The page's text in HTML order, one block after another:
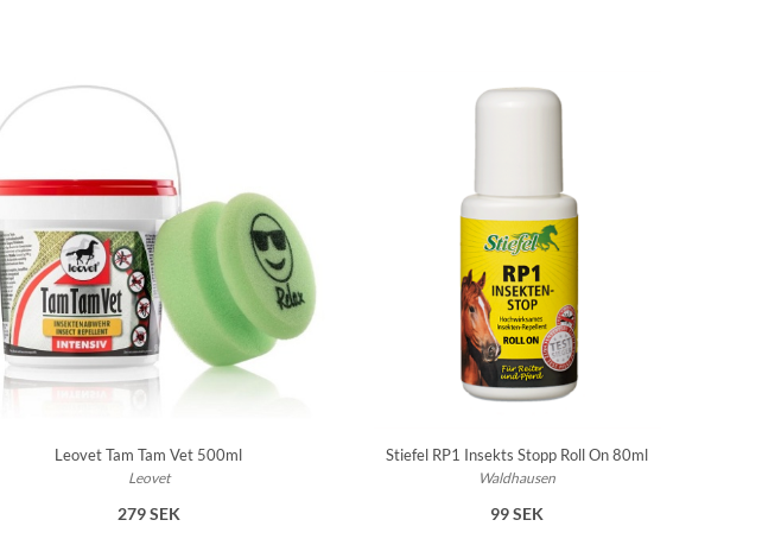
Leovet Tam Tam Vet 500ml
Leovet
279 SEK
Stiefel RP1 Insekts Stopp Roll On 80ml
Waldhausen
99 SEK